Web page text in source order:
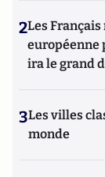
2Les
européenne
ira le grand
3Les villes
monde